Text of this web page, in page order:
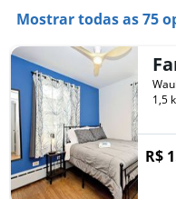
preço
médio
de
um
quarto
Mostrar todas as 75
1,5
R$